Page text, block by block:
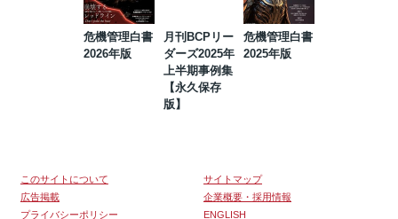
危機管理白書
2026年版
月刊BCPリー
ダーズ2025年
上半期事例集
【永久保存
版】
危機管理白書
2025年版
このサイトについて
サイトマップ
広告掲載
企業概要・採用情報
プライバシーポリシー
ENGLISH